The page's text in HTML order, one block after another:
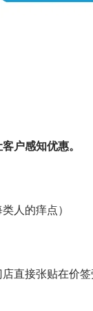
户感知优惠。
人的痒点）
店直接张贴在价